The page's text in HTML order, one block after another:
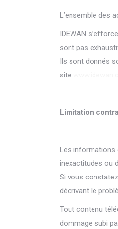
L’ensemble des
IDEWAN
sont pas
Ils sont donnés
site
Limitation
Les informations
inexactitudes ou
Si vous
décrivant le
Tout contenu
dommage subi